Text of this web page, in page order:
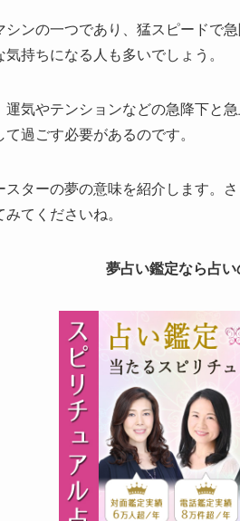
ンの一つであり、猛スピードで
持ちになる人も多いでしょう。
運気やテンションなどの急降下と
過ごす必要があるのです。
ターの夢の意味を紹介します。
てくださいね。
夢占い鑑定なら占い